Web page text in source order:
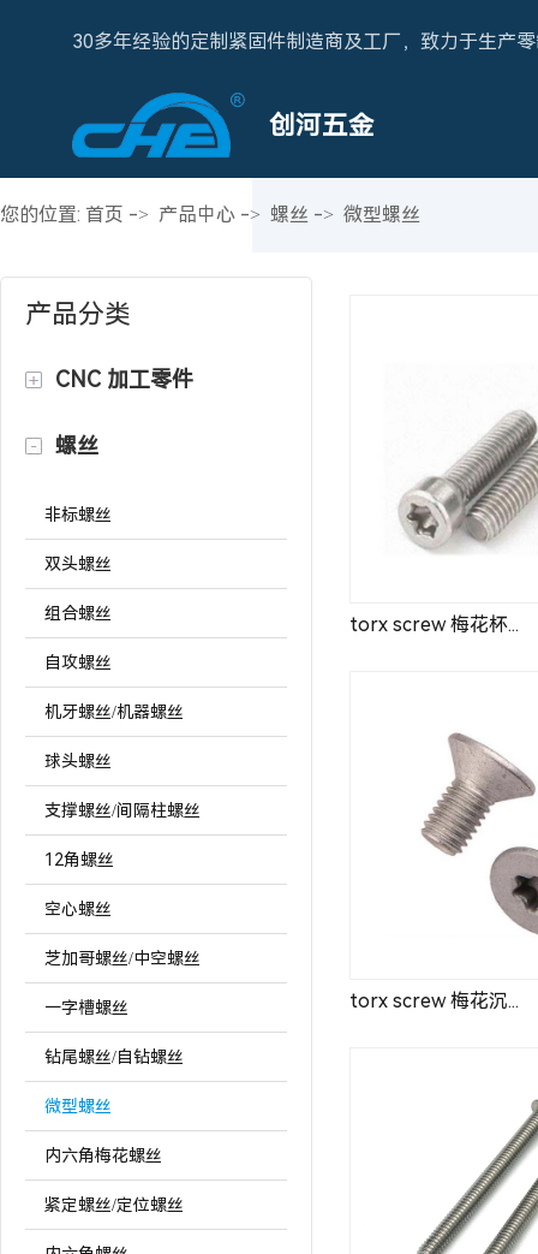
30多年经验的定制紧固件制造商及工厂，致力于生产
创河五金
您的位置: 首页 -> 产品中心 -> 螺丝 -> 微型螺丝
产品分类
CNC 加工零件
螺丝
非标螺丝
双头螺丝
组合螺丝
自攻螺丝
机牙螺丝/机器螺丝
球头螺丝
支撑螺丝/间隔柱螺丝
12角螺丝
空心螺丝
芝加哥螺丝/中空螺丝
一字槽螺丝
钻尾螺丝/自钻螺丝
微型螺丝
内六角梅花螺丝
紧定螺丝/定位螺丝
torx screw 梅花杯...
torx screw 梅花沉...